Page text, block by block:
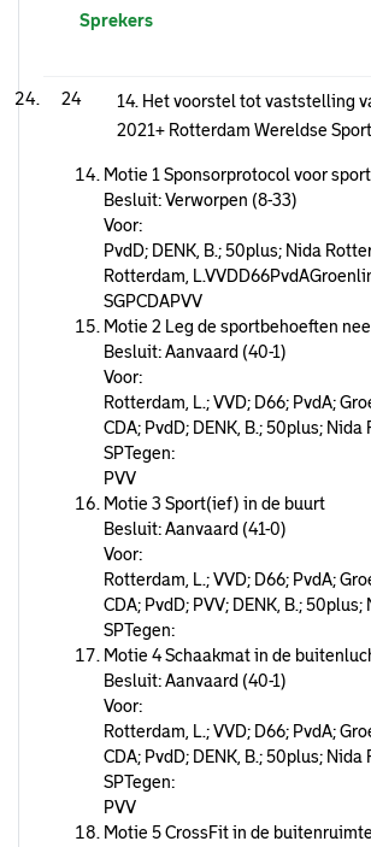
Sprekers
24
14. Het voorstel tot vaststelling
2021+ Rotterdam Wereldse
Motie 1 Sponsorprotocol voor
Besluit: Verworpen (8-33)
Voor:
PvdD; DENK, B.; 50plus; Nida
Rotterdam,
SGPCDAPVV
Motie 2 Leg de sportbehoeften
Besluit: Aanvaard (40-1)
Voor:
Rotterdam, L.; VVD; D66; PvdA;
CDA; PvdD; DENK, B.; 50plus;
SPTegen:
PVV
Motie 3 Sport(ief) in de buurt
Besluit: Aanvaard (41-0)
Voor:
Rotterdam, L.; VVD; D66; PvdA;
CDA; PvdD; PVV; DENK, B.;
SPTegen:
Motie 4 Schaakmat in de
Besluit: Aanvaard (40-1)
Voor:
Rotterdam, L.; VVD; D66; PvdA;
CDA; PvdD; DENK, B.; 50plus;
SPTegen:
PVV
Motie 5 CrossFit in de buitenruimte